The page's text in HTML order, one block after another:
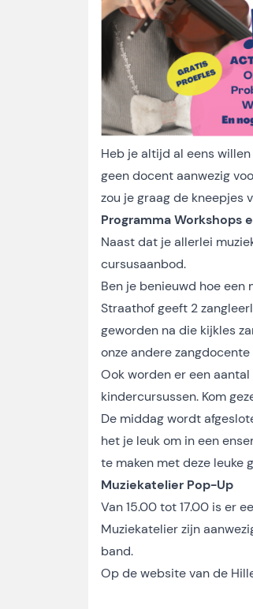
Heb je altijd al eens
geen docent aanwezig
zou je graag de kneepjes
Programma Workshops
Naast dat je allerlei
cursusaanbod.
Ben je benieuwd hoe een
Straathof geeft 2
geworden na die kijkles
onze andere
Ook worden er een
kindercursussen. Kom
De middag wordt
het je leuk om in een
te maken met deze leuke
Muziekatelier Pop-Up
Van 15.00 tot 17.00 is er
Muziekatelier zijn
band.
Op de website van de